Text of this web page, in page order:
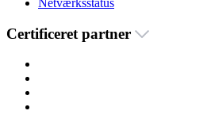
Certificeret partner